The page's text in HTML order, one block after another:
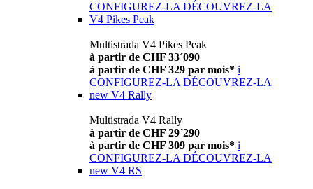
CONFIGUREZ-LA DÉCOUVREZ-LA
V4 Pikes Peak
Multistrada V4 Pikes Peak
à partir de CHF 33´090
à partir de CHF 329 par mois* i
CONFIGUREZ-LA DÉCOUVREZ-LA
new V4 Rally
Multistrada V4 Rally
à partir de CHF 29´290
à partir de CHF 309 par mois* i
CONFIGUREZ-LA DÉCOUVREZ-LA
new V4 RS